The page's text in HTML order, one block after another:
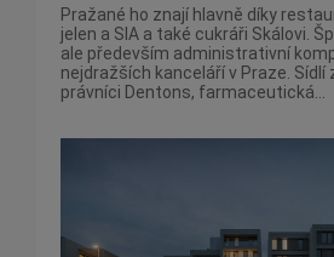
Pražané ho znají hlavně díky
jelen a SIA a také cukráři Skálovi.
ale především administrativní
nejdražších kanceláří v Praze. Sídlí
právníci Dentons, farmaceutická...